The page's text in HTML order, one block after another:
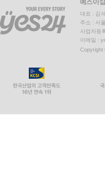
대표 : 김
주소 : 서
사업자등
이메일 :
Copyright